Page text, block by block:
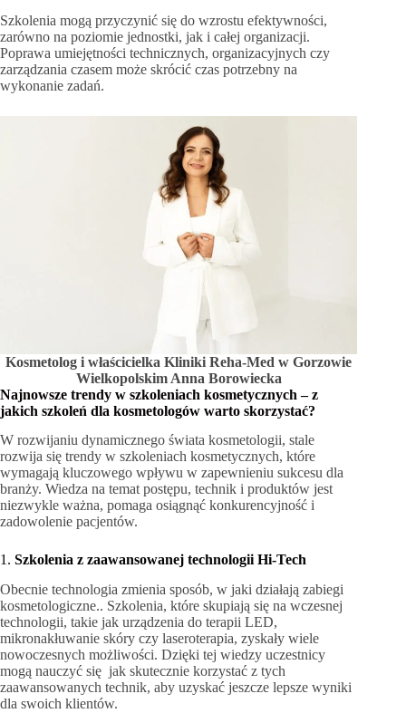
Szkolenia mogą przyczynić się do wzrostu efektywności,
zarówno na poziomie jednostki, jak i całej organizacji.
Poprawa umiejętności technicznych, organizacyjnych czy
zarządzania czasem może skrócić czas potrzebny na
wykonanie zadań.
Kosmetolog i właścicielka Kliniki Reha-Med w Gorzowie
Wielkopolskim Anna Borowiecka
Najnowsze trendy w szkoleniach kosmetycznych – z
jakich szkoleń dla kosmetologów warto skorzystać?
W rozwijaniu dynamicznego świata kosmetologii, stale
rozwija się trendy w szkoleniach kosmetycznych, które
wymagają kluczowego wpływu w zapewnieniu sukcesu dla
branży. Wiedza na temat postępu, technik i produktów jest
niezwykle ważna, pomaga osiągnąć konkurencyjność i
zadowolenie pacjentów.
1. Szkolenia z zaawansowanej technologii Hi-Tech
Obecnie technologia zmienia sposób, w jaki działają zabiegi
kosmetologiczne.. Szkolenia, które skupiają się na wczesnej
technologii, takie jak urządzenia do terapii LED,
mikronakłuwanie skóry czy laseroterapia, zyskały wiele
nowoczesnych możliwości. Dzięki tej wiedzy uczestnicy
mogą nauczyć się jak skutecznie korzystać z tych
zaawansowanych technik, aby uzyskać jeszcze lepsze wyniki
dla swoich klientów.